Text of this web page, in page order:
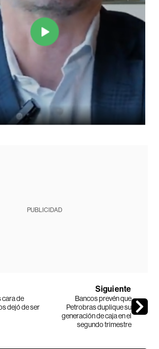
PUBLICIDAD
cara de
dejó de ser
Siguiente
Bancos prevén que
Petrobras duplique su
generación de caja en el
segundo trimestre